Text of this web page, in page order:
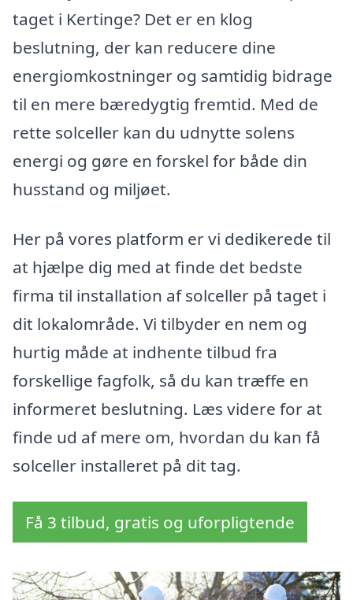
taget i Kertinge? Det er en klog
beslutning, der kan reducere dine
energiomkostninger og samtidig bidrage
til en mere bæredygtig fremtid. Med de
rette solceller kan du udnytte solens
energi og gøre en forskel for både din
husstand og miljøet.
Her på vores platform er vi dedikerede til
at hjælpe dig med at finde det bedste
firma til installation af solceller på taget i
dit lokalområde. Vi tilbyder en nem og
hurtig måde at indhente tilbud fra
forskellige fagfolk, så du kan træffe en
informeret beslutning. Læs videre for at
finde ud af mere om, hvordan du kan få
solceller installeret på dit tag.
Få 3 tilbud, gratis og uforpligtende